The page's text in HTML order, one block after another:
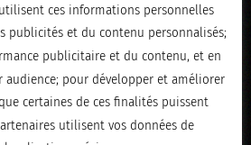
ces informations personnelles
publicités et du contenu personnalisés;
publicitaire et du contenu, et en
audience; pour développer et améliorer
certaines de ces finalités puissent
utilisent vos données de